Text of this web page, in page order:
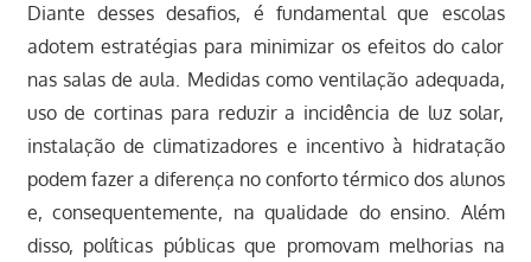
Diante desses desafios, é fundamental que escolas
adotem estratégias para minimizar os efeitos do calor
nas salas de aula. Medidas como ventilação adequada,
uso de cortinas para reduzir a incidência de luz solar,
instalação de climatizadores e incentivo à hidratação
podem fazer a diferença no conforto térmico dos alunos
e, consequentemente, na qualidade do ensino. Além
disso, políticas públicas que promovam melhorias na